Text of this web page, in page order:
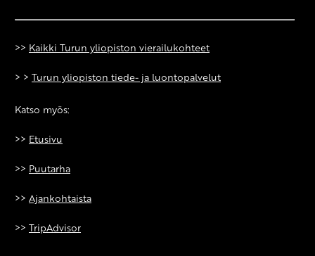
>> Kaikki Turun yliopiston vierailukohteet
> > Turun yliopiston tiede- ja luontopalvelut
Katso myös:
>> Etusivu
>> Puutarha
>> Ajankohtaista
>> TripAdvisor